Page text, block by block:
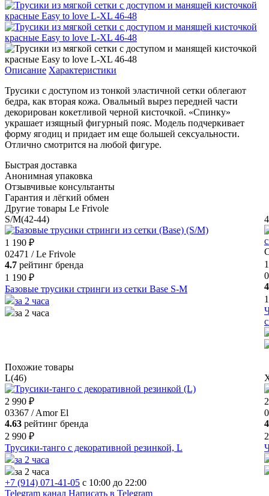
Описание Характеристики
Трусики с доступом из тонкой эластичной сетки облегают
бедра, как вторая кожа. Овальный вырез передней части
декорирован кокетливой черной кисточкой. «Спинку»
украшает изящный фигурный пояс. Модель подчеркивает
форму ягодиц и придает им еще большей сексуальности.
Отлично смотрится на любой фигуре.
Быстрая доставка
Анонимная упаковка
Отзывчивые консультанты
Гарантия и лёгкий обмен
Другие товары Le Frivole
S/M(42-44)
1 190 ₽
02471 / Le Frivole
4.7 рейтинг бренда
1 190 ₽
Базовые трусики стринги из сетки Base S-M
за 2 часа
за 2 часа
Похожие товары
L(46)
2 990 ₽
03367 / Amor El
4.63 рейтинг бренда
2 990 ₽
Трусики-танго с декоративной резинкой, L
за 2 часа
за 2 часа
+7 (914) 071-41-05 c 10:00 до 22:00
Telegram канал Написать в Telegram